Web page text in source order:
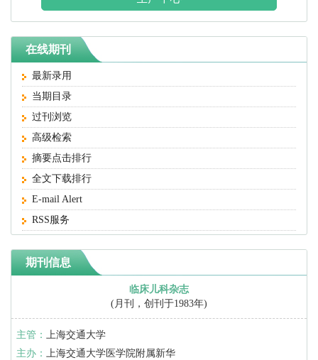
在线期刊
最新录用
当期目录
过刊浏览
高级检索
摘要点击排行
全文下载排行
E-mail Alert
RSS服务
期刊信息
临床儿科杂志
(月刊，创刊于1983年)
主管： 上海交通大学
主办： 上海交通大学医学院附属新华